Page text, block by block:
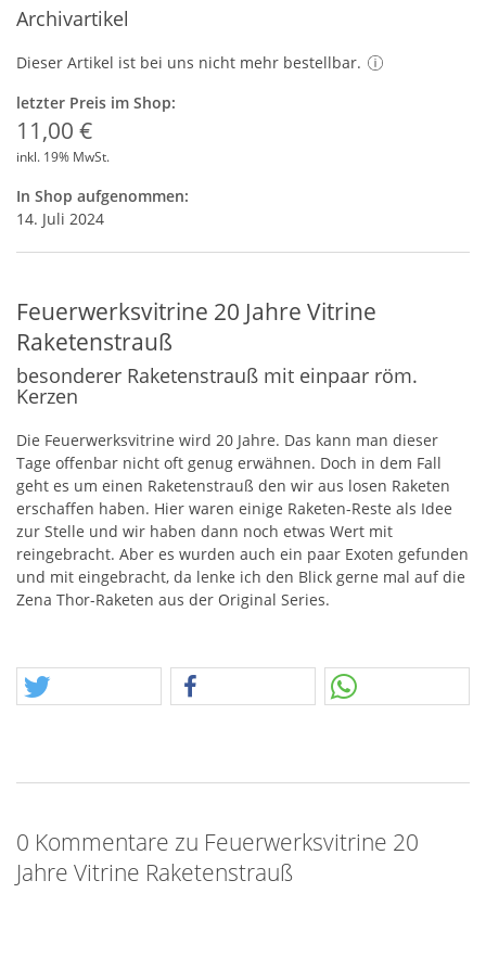
Archivartikel
Dieser Artikel ist bei uns nicht mehr bestellbar.
letzter Preis im Shop:
11,00 €
inkl. 19% MwSt.
In Shop aufgenommen:
14. Juli 2024
Feuerwerksvitrine 20 Jahre Vitrine
Raketenstrauß
besonderer Raketenstrauß mit einpaar röm.
Kerzen
Die Feuerwerksvitrine wird 20 Jahre. Das kann man dieser
Tage offenbar nicht oft genug erwähnen. Doch in dem Fall
geht es um einen Raketenstrauß den wir aus losen Raketen
erschaffen haben. Hier waren einige Raketen-Reste als Idee
zur Stelle und wir haben dann noch etwas Wert mit
reingebracht. Aber es wurden auch ein paar Exoten gefunden
und mit eingebracht, da lenke ich den Blick gerne mal auf die
Zena Thor-Raketen aus der Original Series.
0 Kommentare zu Feuerwerksvitrine 20
Jahre Vitrine Raketenstrauß